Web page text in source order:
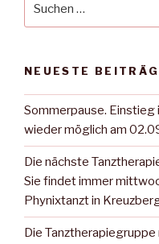
nach:
NEUESTE
Sommerpause. Einstieg
wieder möglich am
Die nächste
Sie findet immer
Phynixtanzt in
Die